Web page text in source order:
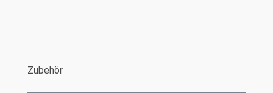
Produktgalerie überspringen
Zubehör